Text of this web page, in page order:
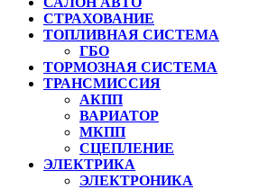
СТРАХОВАНИЕ
ТОПЛИВНАЯ СИСТЕМА
ГБО
ТОРМОЗНАЯ СИСТЕМА
ТРАНСМИССИЯ
АКПП
ВАРИАТОР
МКПП
СЦЕПЛЕНИЕ
ЭЛЕКТРИКА
ЭЛЕКТРОНИКА